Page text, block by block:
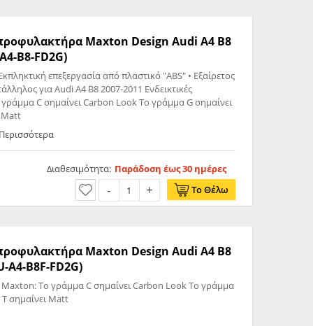
Maxton Design Audi A4 B8
B8-FD2G)
επεξεργασία από πλαστικό "ABS" • Εξαίρετος
για Audi A4 B8 2007-2011 Ενδεικτικές
C σημαίνει Carbon Look Το γράμμα G σημαίνει
Matt
Διαθεσιμότητα: Παράδοση έως 30 ημέρες
Το Θέλω
Maxton Design Audi A4 B8
A4-B8F-FD2G)
Maxton: Το γράμμα C σημαίνει Carbon Look Το γράμμα
σημαίνει Matt